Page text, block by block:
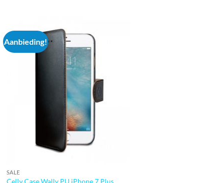
Aanbieding!
SALE